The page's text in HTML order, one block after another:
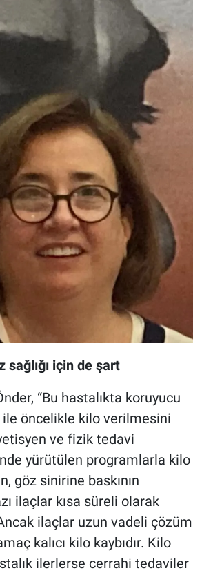
için de şart
“Bu hastalıkta koruyucu
ile öncelikle kilo verilmesini
ve fizik tedavi
yürütülen programlarla kilo
göz sinirine baskının
ilaçlar kısa süreli olarak
ilaçlar uzun vadeli çözüm
kalıcı kilo kaybıdır. Kilo
ilerlerse cerrahi tedaviler